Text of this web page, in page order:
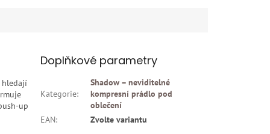
hledají
up
Doplňkové parametry
Kategorie:
Shadow – neviditelné
kompresní prádlo pod
oblečení
EAN: Zvolte variantu